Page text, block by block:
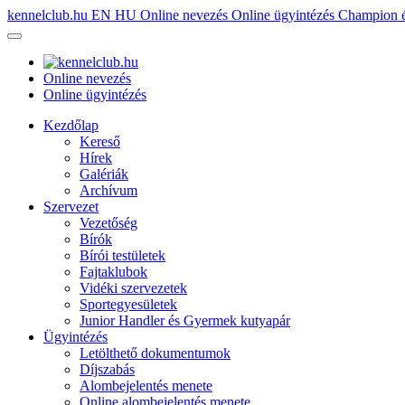
kennelclub.hu EN HU Online nevezés Online ügyintézés Champion
Online nevezés
Online ügyintézés
Kezdőlap
Kereső
Hírek
Galériák
Archívum
Szervezet
Vezetőség
Bírók
Bírói testületek
Fajtaklubok
Vidéki szervezetek
Sportegyesületek
Junior Handler és Gyermek kutyapár
Ügyintézés
Letölthető dokumentumok
Díjszabás
Alombejelentés menete
Online alombejelentés menete